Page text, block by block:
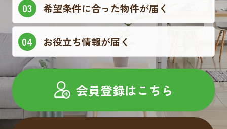
希望条件に合った物件が届く
お役立ち情報が届く
会員登録はこちら